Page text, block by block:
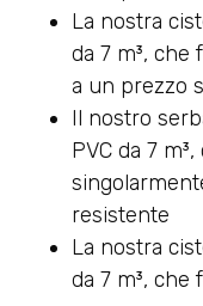
La nostra
da 7 m³,
a un prezzo
Il nostro
PVC da 7
resistente
La nostra
da 7 m³,